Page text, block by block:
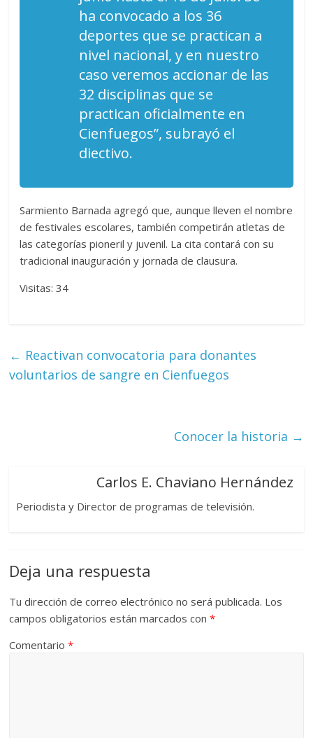
ha convocado a los 36
deportes que se practican a
nivel nacional, y en nuestro
caso veremos accionar de las
32 disciplinas que se
practican oficialmente en
Cienfuegos”, subrayó el
diectivo.
Sarmiento Barnada agregó que, aunque lleven el nombre
de festivales escolares, también competirán atletas de
las categorías pioneril y juvenil. La cita contará con su
tradicional inauguración y jornada de clausura.
Visitas: 34
← Reactivan convocatoria para donantes
voluntarios de sangre en Cienfuegos
Conocer la historia →
Carlos E. Chaviano Hernández
Periodista y Director de programas de televisión.
Deja una respuesta
Tu dirección de correo electrónico no será publicada. Los
campos obligatorios están marcados con*
Comentario*